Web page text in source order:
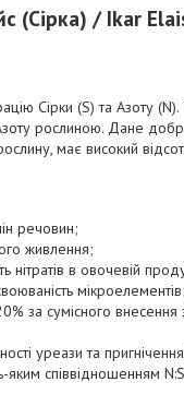
(Сірка) / Ikar
Сірки (S) та Азоту
рослиною. Дане
має високий
речовин;
живлення;
нітратів в овочевій
мікроелементів;
за сумісного
уреази та
співвідношенням N:S